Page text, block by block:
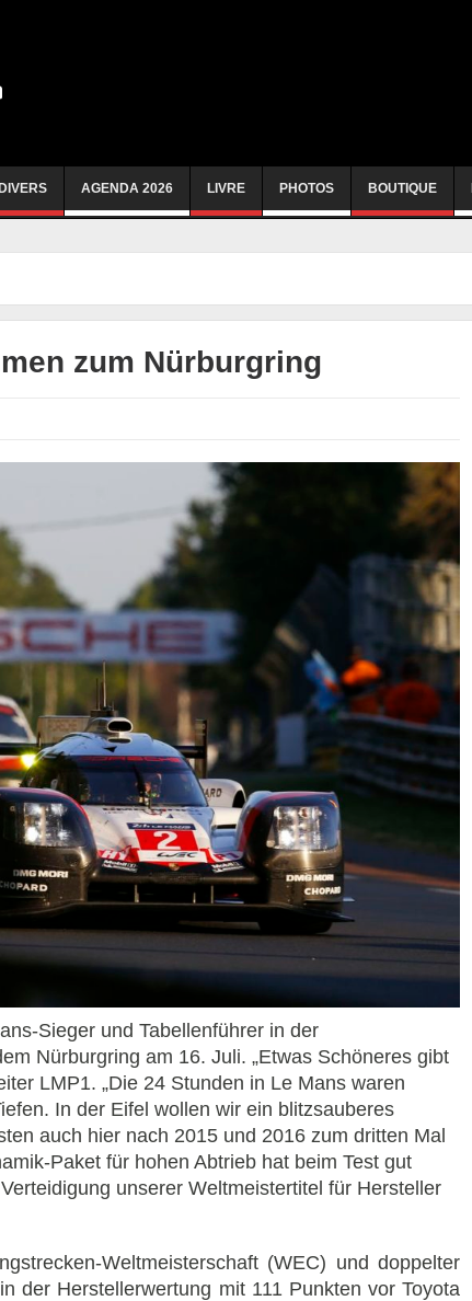
DIVERS AGENDA 2026 LIVRE PHOTOS BOUTIQUE
zum Nürburgring
Sieger und Tabellenführer in der
Nürburgring am 16. Juli. „Etwas Schöneres gibt
LMP1. „Die 24 Stunden in Le Mans waren
In der Eifel wollen wir ein blitzsauberes
auch hier nach 2015 und 2016 zum dritten Mal
Paket für hohen Abtrieb hat beim Test gut
unserer Weltmeistertitel für Hersteller
Weltmeisterschaft (WEC) und doppelter
der Herstellerwertung mit 111 Punkten vor Toyota